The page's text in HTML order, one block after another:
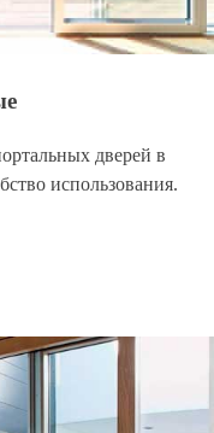
дверей в
использования.